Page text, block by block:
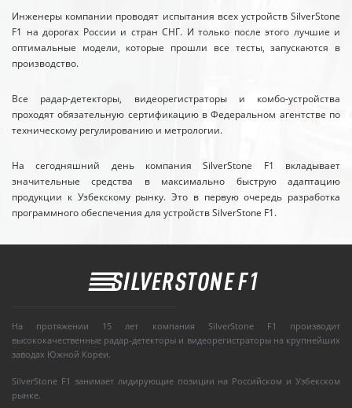
Инженеры компании проводят испытания всех устройств SilverStone
F1 на дорогах России и стран СНГ. И только после этого лучшие и
оптимальные модели, которые прошли все тесты, запускаются в
производство.
Все радар-детекторы, видеорегистраторы и комбо-устройства
проходят обязательную сертификацию в Федеральном агентстве по
техническому регулированию и метрологии.
На сегодняшний день компания SilverStone F1 вкладывает
значительные средства в максимально быструю адаптацию
продукции к Узбекскому рынку. Это в первую очередь разработка
программного обеспечения для устройств SilverStone F1.
На протяжении 15 лет компания SilverStone F1 производит
высококачественные радар-детекторы и видеорегистраторы на крупнейших
заводах Южной Кореи.
SilverStone F1 занимает лидирующие позиции на Российском и Узбекском
рынке.